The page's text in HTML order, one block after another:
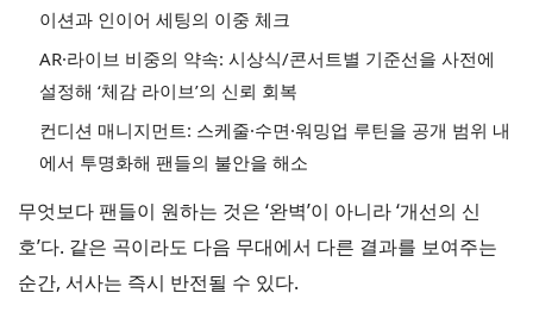
이션과 인이어 세팅의 이중 체크
AR·라이브 비중의 약속: 시상식/콘서트별 기준선을 사전에
설정해 ‘체감 라이브’의 신뢰 회복
컨디션 매니지먼트: 스케줄·수면·워밍업 루틴을 공개 범위 내
에서 투명화해 팬들의 불안을 해소
무엇보다 팬들이 원하는 것은 ‘완벽’이 아니라 ‘개선의 신
호’다. 같은 곡이라도 다음 무대에서 다른 결과를 보여주는
순간, 서사는 즉시 반전될 수 있다.